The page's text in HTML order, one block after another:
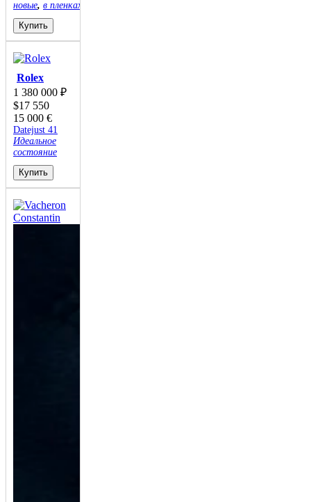
новые, в пленках
Купить
Rolex
1 380 000 ₽
$17 550
15 000 €
Datejust 41
Идеальное
состояние
Купить